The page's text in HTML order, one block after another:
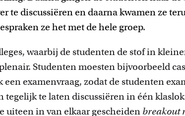
te discussiëren en daarna kwamen ze
ze het met de hele groep.
waarbij de studenten de stof in
Studenten moesten bijvoorbeeld
een examenvraag, zodat de studenten
te laten discussiëren in één
uiteen in van elkaar gescheiden breakout